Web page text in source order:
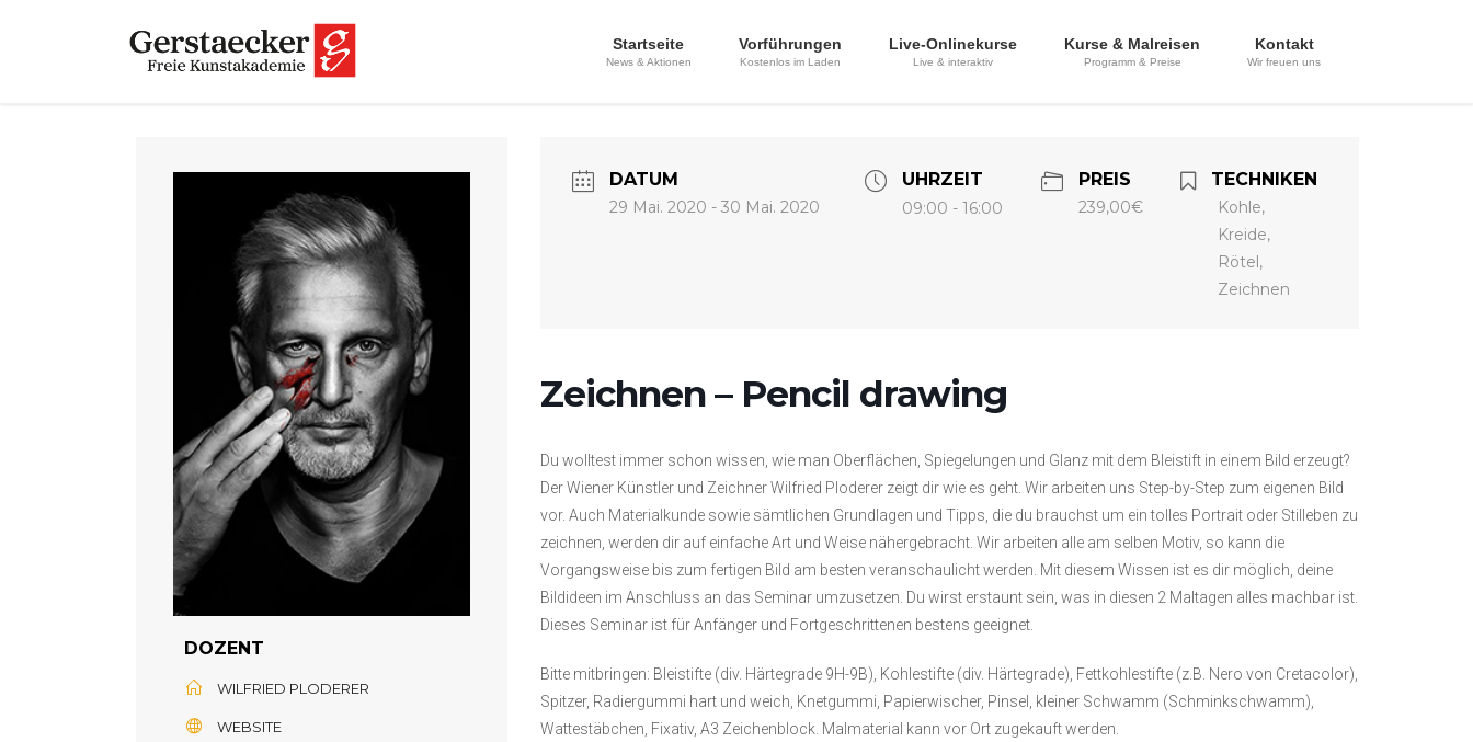
Startseite
News & Aktionen
Vorführungen
Kostenlos im Laden
Live-Onlinekurse
Live & interaktiv
Kurse & Malreisen
Programm & Preise
Kontakt
Wir freuen uns
DOZENT
WILFRIED PLODERER
WEBSITE
DATUM
29 Mai. 2020 - 30 Mai. 2020
UHRZEIT
09:00 - 16:00
PREIS
239,00€
TECHNIKEN
Kohle,
Kreide,
Rötel,
Zeichnen
Zeichnen – Pencil drawing
Du wolltest immer schon wissen, wie man Oberflächen, Spiegelungen und Glanz mit dem Bleistift in einem Bild erzeugt?
Der Wiener Künstler und Zeichner Wilfried Ploderer zeigt dir wie es geht. Wir arbeiten uns Step-by-Step zum eigenen Bild
vor. Auch Materialkunde sowie sämtlichen Grundlagen und Tipps, die du brauchst um ein tolles Portrait oder Stilleben zu
zeichnen, werden dir auf einfache Art und Weise nähergebracht. Wir arbeiten alle am selben Motiv, so kann die
Vorgangsweise bis zum fertigen Bild am besten veranschaulicht werden. Mit diesem Wissen ist es dir möglich, deine
Bildideen im Anschluss an das Seminar umzusetzen. Du wirst erstaunt sein, was in diesen 2 Maltagen alles machbar ist.
Dieses Seminar ist für Anfänger und Fortgeschrittenen bestens geeignet.
Bitte mitbringen: Bleistifte (div. Härtegrade 9H-9B), Kohlestifte (div. Härtegrade), Fettkohlestifte (z.B. Nero von Cretacolor),
Spitzer, Radiergummi hart und weich, Knetgummi, Papierwischer, Pinsel, kleiner Schwamm (Schminkschwamm),
Wattestäbchen, Fixativ, A3 Zeichenblock. Malmaterial kann vor Ort zugekauft werden.